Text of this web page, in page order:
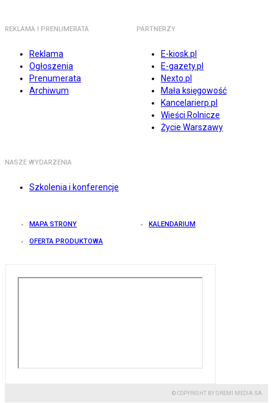
REKLAMA I PRENUMERATA
Reklama
Ogłoszenia
Prenumerata
Archiwum
PARTNERZY
E-kiosk.pl
E-gazety.pl
Nexto.pl
Mała księgowość
Kancelarierp.pl
Wieści Rolnicze
Życie Warszawy
NASZE WYDARZENIA
Szkolenia i konferencje
MAPA STRONY KALENDARIUM
OFERTA PRODUKTOWA
© COPYRIGHT BY GREMI MEDIA SA